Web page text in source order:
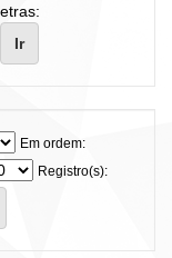
Em ordem:
Registro(s):